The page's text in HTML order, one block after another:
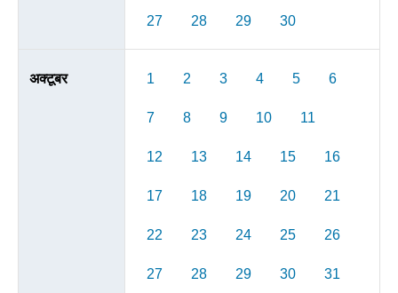
27 28 29 30
अक्टूबर 1 2 3 4 5 6
7 8 9 10 11
12 13 14 15 16
17 18 19 20 21
22 23 24 25 26
27 28 29 30 31